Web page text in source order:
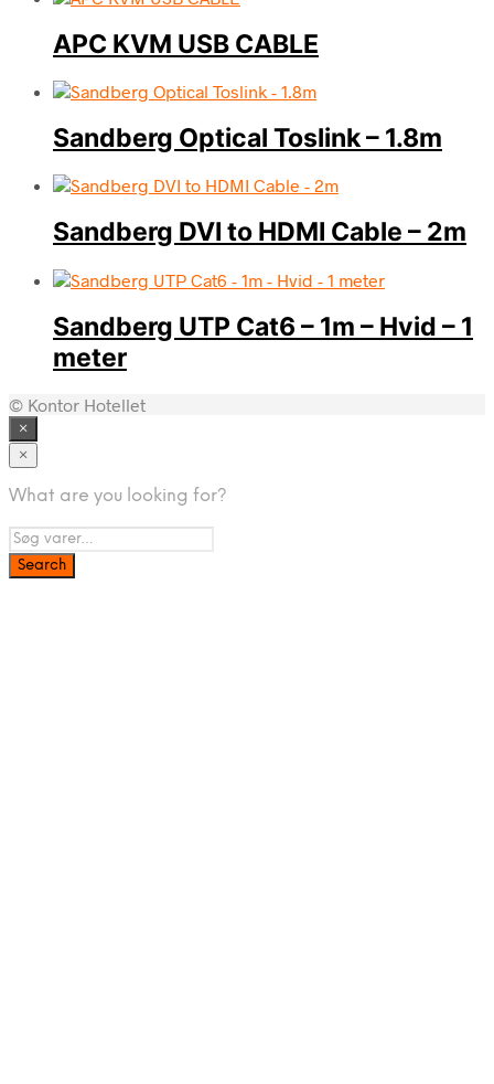
APC KVM USB CABLE
Sandberg Optical Toslink – 1.8m
Sandberg DVI to HDMI Cable – 2m
Sandberg UTP Cat6 – 1m – Hvid – 1
meter
© Kontor Hotellet
×
×
What are you looking for?